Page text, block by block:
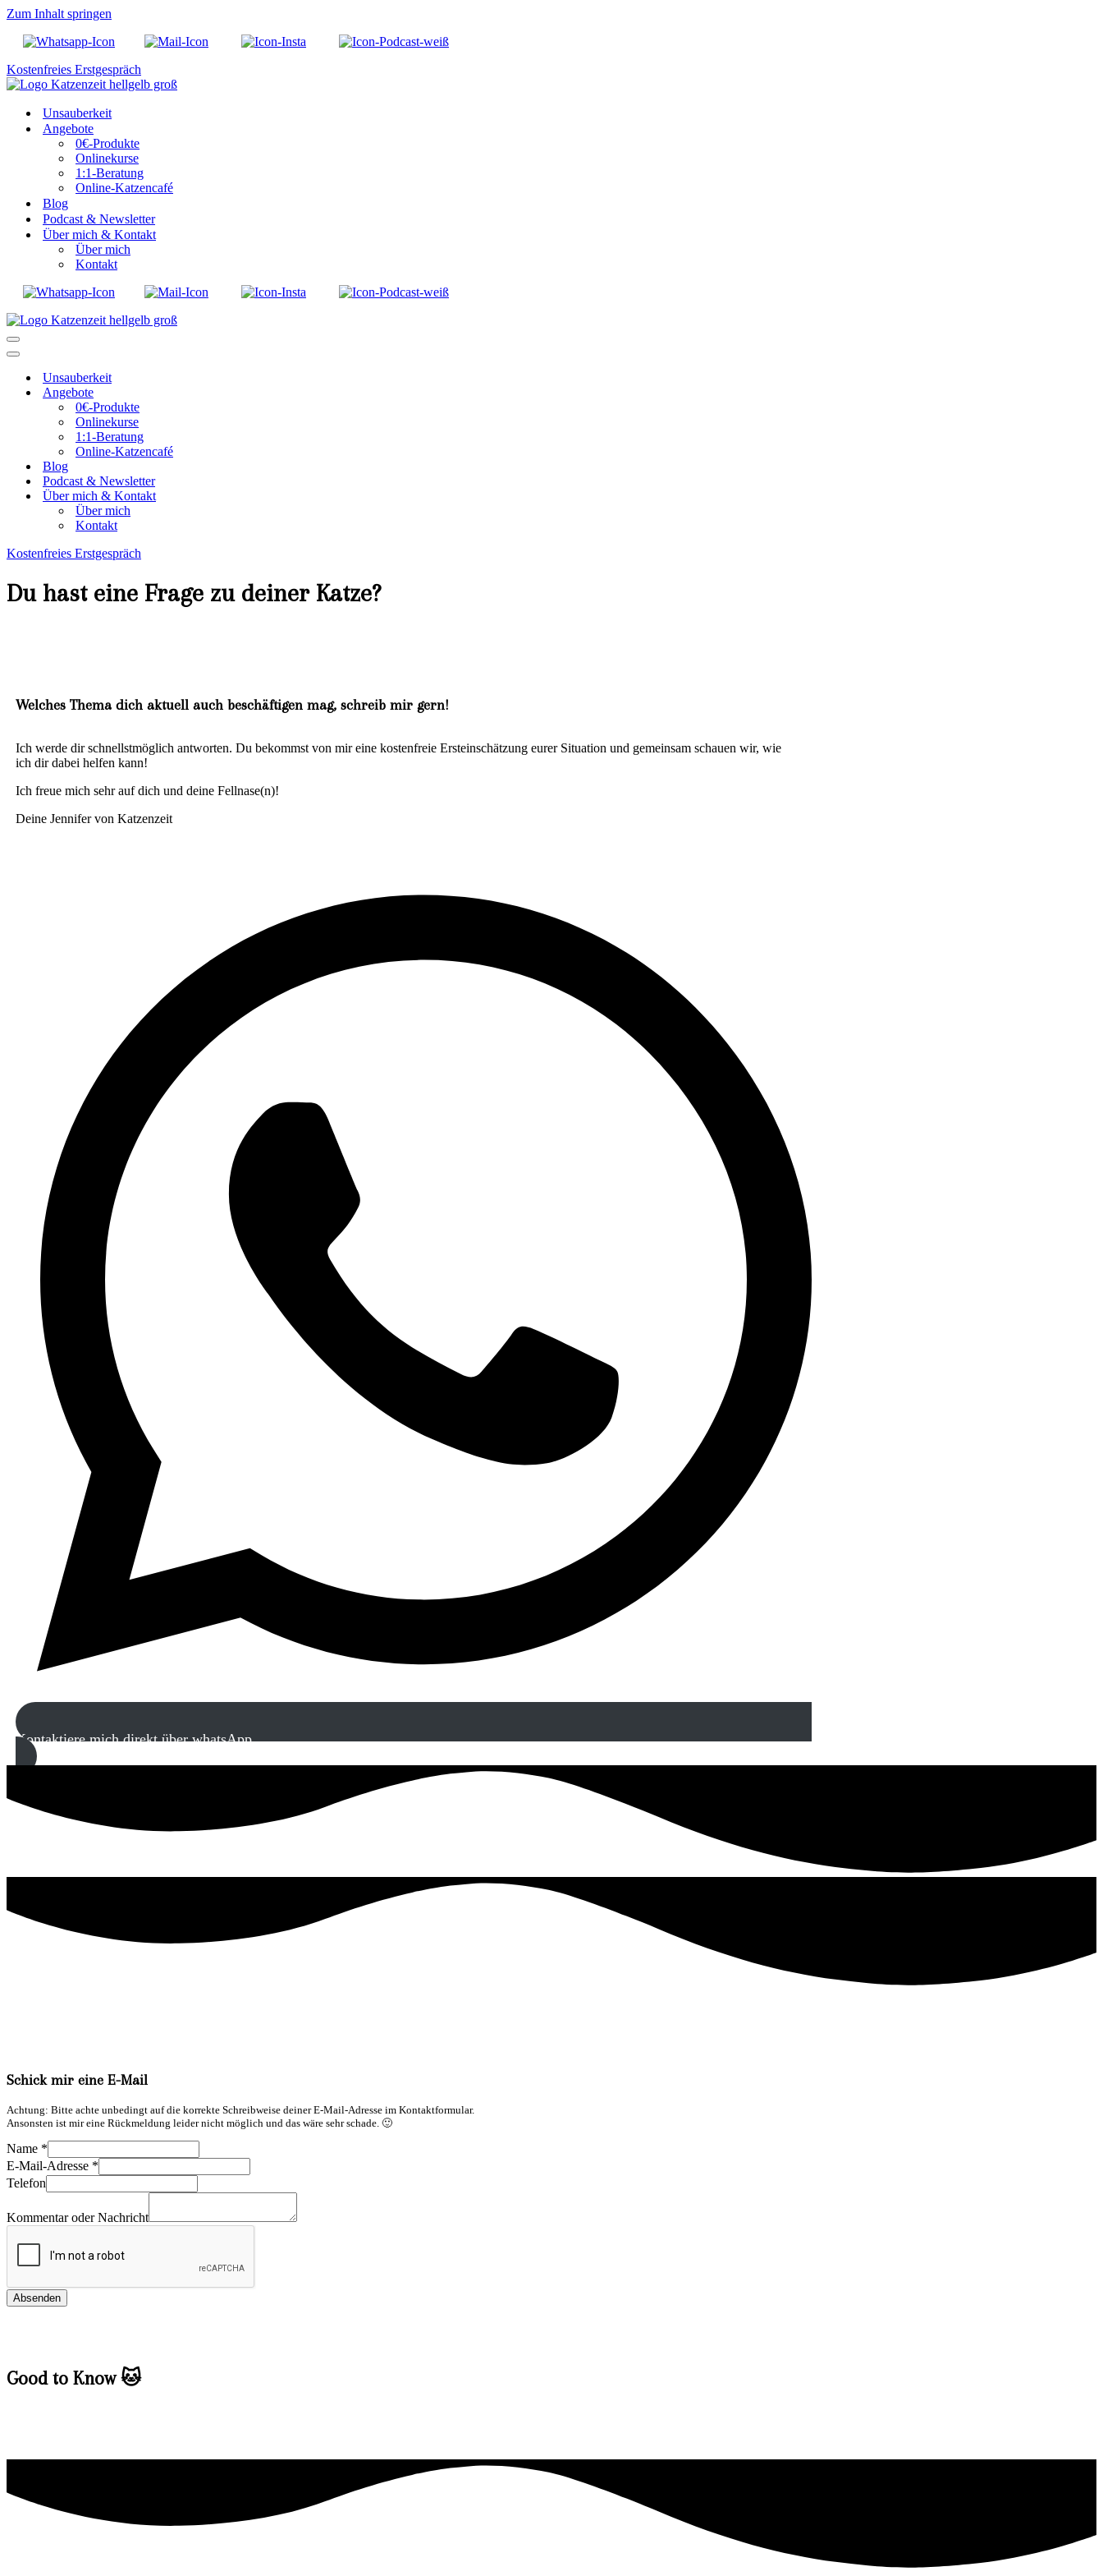
Zum Inhalt springen
Kostenfreies Erstgespräch
Unsauberkeit
Angebote
0€-Produkte
Onlinekurse
1:1-Beratung
Online-Katzencafé
Blog
Podcast & Newsletter
Über mich & Kontakt
Über mich
Kontakt
Navigationsmenü
Navigationsmenü
Unsauberkeit
Angebote
0€-Produkte
Onlinekurse
1:1-Beratung
Online-Katzencafé
Blog
Podcast & Newsletter
Über mich & Kontakt
Über mich
Kontakt
Kostenfreies Erstgespräch
Du hast eine Frage zu deiner Katze?
Welches Thema dich aktuell auch beschäftigen mag, schreib mir gern!
Ich werde dir schnellstmöglich antworten. Du bekommst von mir eine kostenfreie Ersteinschätzung eurer Situation und gemeinsam schauen wir, wie
ich dir dabei helfen kann!
Ich freue mich sehr auf dich und deine Fellnase(n)!
Deine Jennifer von Katzenzeit
Kontaktiere mich direkt über whatsApp
Schick mir eine E-Mail
Achtung: Bitte achte unbedingt auf die korrekte Schreibweise deiner E-Mail-Adresse im Kontaktformular.
Ansonsten ist mir eine Rückmeldung leider nicht möglich und das wäre sehr schade. 🙂
Name *
Telefon
Kommentar
E-Mail-Adresse *
Telefon
Kommentar oder Nachricht
Absenden
Good to Know 🐱